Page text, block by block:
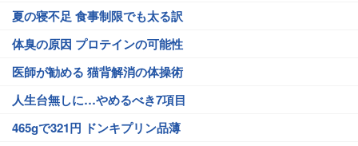
夏の寝不足 食事制限でも太る訳
体臭の原因 プロテインの可能性
医師が勧める 猫背解消の体操術
人生台無しに…やめるべき7項目
465gで321円 ドンキプリン品薄